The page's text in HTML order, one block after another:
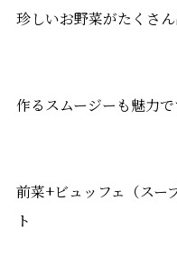
珍しいお野菜がたくさ
作るスムージーも魅力で
前菜+ビュッフェ（スー
ト